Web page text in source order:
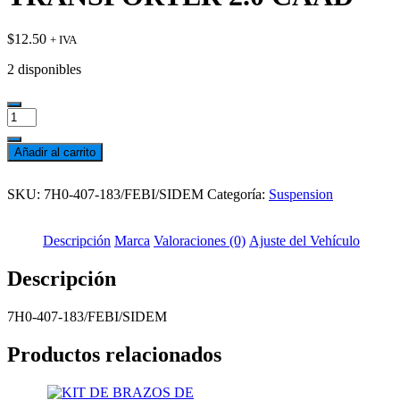
$12.50 + IVA
2 disponibles
BUJE
CENTRAL
DEL
PLATO
TRANSPORTER
cantidad
Añadir al carrito
to
SKU: 7H0-407-183/FEBI/SIDEM Categoría: Suspension
Descripción Marca Valoraciones (0) Ajuste del Vehículo
Descripción
7H0-407-183/FEBI/SIDEM
Productos relacionados